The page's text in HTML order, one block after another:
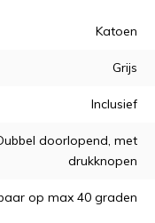
Katoen
Grijs
Inclusief
doorlopend, met
drukknopen
op max 40 graden